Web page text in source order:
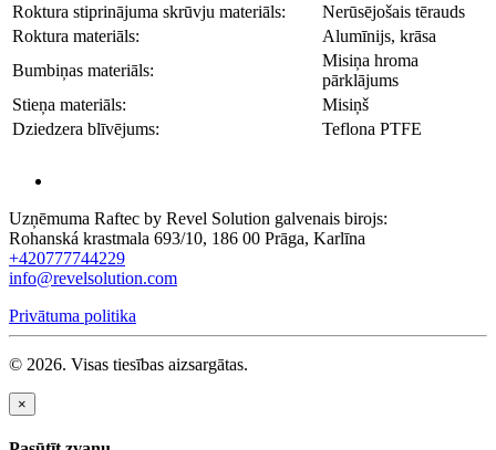
Roktura stiprinājuma skrūvju materiāls:
Nerūsējošais tērauds
Roktura materiāls:
Alumīnijs, krāsa
Bumbiņas materiāls:
Misiņa hroma
pārklājums
Stieņa materiāls:
Misiņš
Dziedzera blīvējums:
Teflona PTFE
Uzņēmuma Raftec by Revel Solution galvenais birojs:
Rohanská krastmala 693/10, 186 00 Prāga, Karlīna
+420777744229
info@revelsolution.com
Privātuma politika
© 2026. Visas tiesības aizsargātas.
×